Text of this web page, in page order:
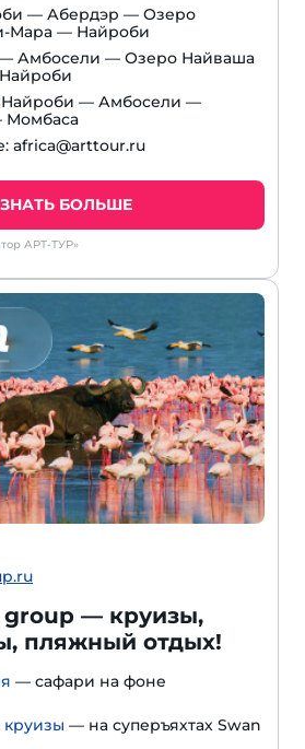
— Абердэр — Озеро
Мара — Найроби
Амбосели — Озеро Найваша
Найроби — Амбосели —
Момбаса
africa@arttour.ru
БОЛЬШЕ
АРТ-ТУР»
group — круизы,
пляжный отдых!
— сафари на фоне
— на суперъяхтах Swan